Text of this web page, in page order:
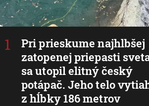
Pri prieskume najhlbšej
zatopenej priepasti
sa utopil elitný český
potápač. Jeho telo
z hĺbky 186 metrov